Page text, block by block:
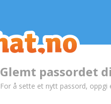
Glemt passordet
For å sette et nytt passord,